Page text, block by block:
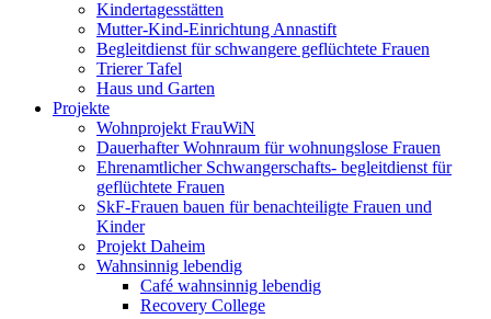
Kindertagesstätten
Mutter-Kind-Einrichtung Annastift
Begleitdienst für schwangere geflüchtete Frauen
Trierer Tafel
Haus und Garten
Projekte
Wohnprojekt FrauWiN
Dauerhafter Wohnraum für wohnungslose Frauen
Ehrenamtlicher Schwangerschafts- begleitdienst für
geflüchtete Frauen
SkF-Frauen bauen für benachteiligte Frauen und
Kinder
Projekt Daheim
Wahnsinnig lebendig
Café wahnsinnig lebendig
Recovery College